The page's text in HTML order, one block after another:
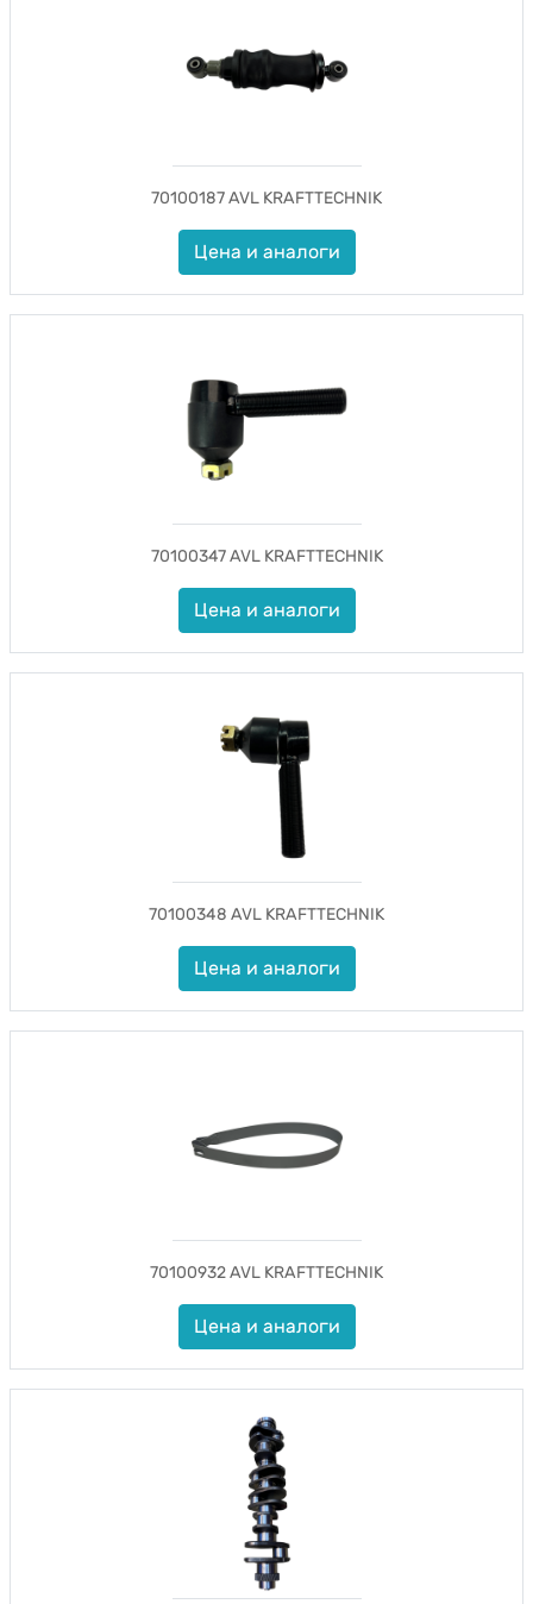
70100187 AVL KRAFTTECHNIK
Цена и аналоги
70100347 AVL KRAFTTECHNIK
Цена и аналоги
70100348 AVL KRAFTTECHNIK
Цена и аналоги
70100932 AVL KRAFTTECHNIK
Цена и аналоги